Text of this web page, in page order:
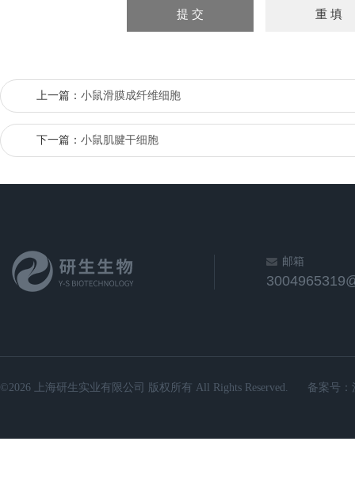
上一篇： 小鼠滑膜成纤维细胞
下一篇： 小鼠肌腱干细胞
邮箱
©2026 上海研生实业有限公司 版权所有 All Rights Reserved. 备案号：